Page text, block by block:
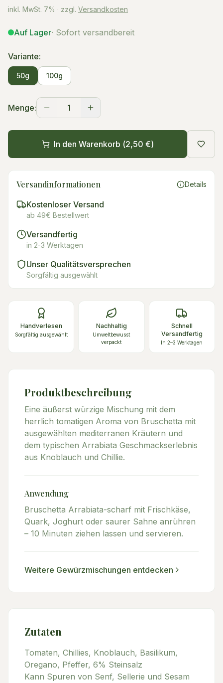
inkl. MwSt. 7% · zzgl. Versandkosten
Auf Lager· Sofort versandbereit
Variante:
50g 100g
Menge: 1
In den Warenkorb (2,50 €)
Versandinformationen Details
Kostenloser Versand
ab 49€ Bestellwert
Versandfertig
in 2-3 Werktagen
Unser Qualitätsversprechen
Sorgfältig ausgewählt
Handverlesen
Sorgfältig ausgewählt
Nachhaltig
Umweltbewusst
verpackt
Schnell
Versandfertig
In 2–3 Werktagen
Produktbeschreibung
Eine äußerst würzige Mischung mit dem
herrlich tomatigen Aroma von Bruschetta mit
ausgewählten mediterranen Kräutern und
dem typischen Arrabiata Geschmackserlebnis
aus Knoblauch und Chillie.
Anwendung
Bruschetta Arrabiata-scharf mit Frischkäse,
Quark, Joghurt oder saurer Sahne anrühren
– 10 Minuten ziehen lassen und servieren.
Weitere Gewürzmischungen entdecken
Zutaten
Tomaten, Chillies, Knoblauch, Basilikum,
Oregano, Pfeffer, 6% Steinsalz
Kann Spuren von Senf, Sellerie und Sesam